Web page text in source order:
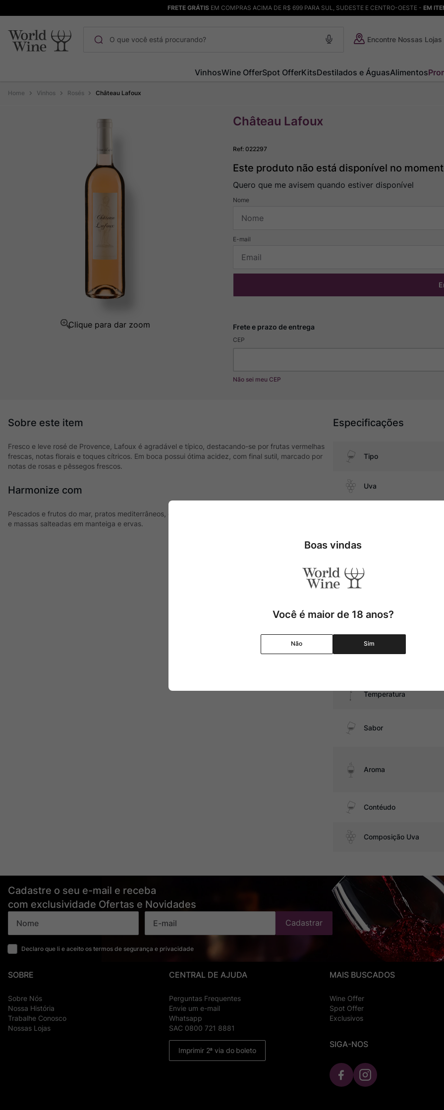
FRETE GRÁTISEM COMPRAS ACIMA DE R$ 699 PARA SUL, SUDESTE E CENTRO-OESTE - EM
Encontre Nossas Lojas
VinhosWine OfferSpot OfferKitsDestilados e ÁguasAlimentos
Vinhos Rosés Château Lafoux
Château Lafoux
Ref:022297
Este produto não está disponível no
Quero que me avisem quando estiver disponível
CEP
Não sei meu CEP
Fresco e leve rosé de Provence, Lafoux é agradável e típico, destacando-se por frutas vermelhas
frescas, notas florais e toques cítricos. Em boca possui ótima acidez, com final sutil, marcado por
notas de rosas e pêssegos frescos.
Harmonize com
Pescados e frutos do mar, pratos mediterrâneos, como legumes e funghi, além de entradas leves
e massas salteadas em manteiga e ervas.
Especificações
Tipo
Uva
Pais
Graduação Alcóolica
Temperatura
Sabor
Aroma
Contéudo
Composição Uva
Cadastre o seu e-mail e receba
com exclusividade Ofertas e Novidades
Declaro que li e aceito os termos de segurança e privacidade
Cadastrar
SOBRE
Sobre Nós
Nossa História
Trabalhe Conosco
Nossas Lojas
CENTRAL DE AJUDA
Perguntas Frequentes
Envie um e-mail
Whatsapp
SAC 0800 721 8881
Imprimir 2ª via do boleto
MAIS BUSCADOS
Wine Offer
Spot Offer
Exclusivos
SIGA-NOS
1º Maçanita
Bodega Garzon
Ver Sacrum
Boas vindas
Você é maior de 18 anos?
Não Sim